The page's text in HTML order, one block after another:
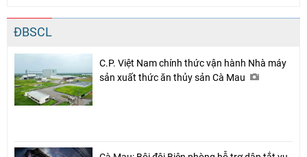
ĐBSCL
C.P. Việt Nam chính thức vận hành Nhà máy
sản xuất thức ăn thủy sản Cà Mau